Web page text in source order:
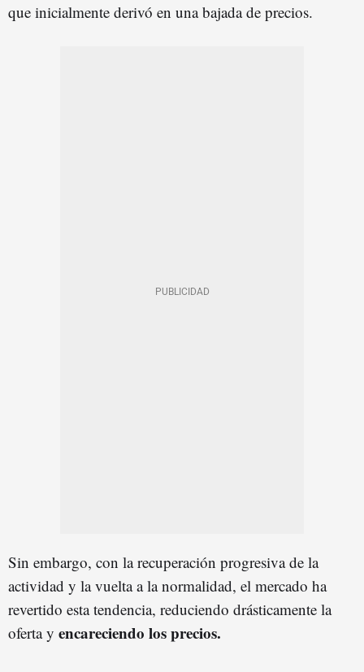
que inicialmente derivó en una bajada de precios.
Sin embargo, con la recuperación progresiva de la
actividad y la vuelta a la normalidad, el mercado ha
revertido esta tendencia, reduciendo drásticamente la
oferta y encareciendo los precios.